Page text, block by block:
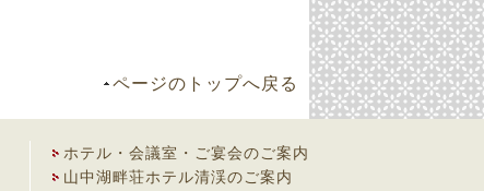
ページのトップへ戻る
ホテル・会議室・ご宴会のご案内
山中湖畔荘ホテル清渓のご案内